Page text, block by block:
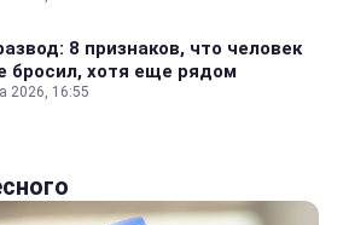
8 признаков, что человек
бросил, хотя еще рядом
2026, 16:55